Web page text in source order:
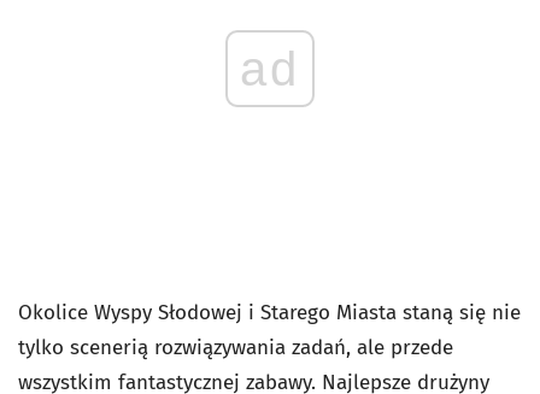
ad
Okolice Wyspy Słodowej i Starego Miasta staną się nie
tylko scenerią rozwiązywania zadań, ale przede
wszystkim fantastycznej zabawy. Najlepsze drużyny